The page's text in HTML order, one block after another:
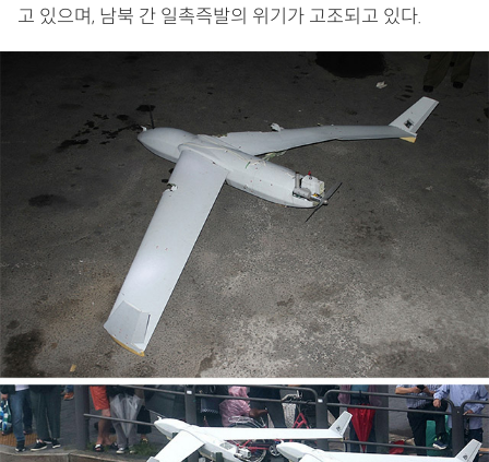
고 있으며, 남북 간 일촉즉발의 위기가 고조되고 있다.